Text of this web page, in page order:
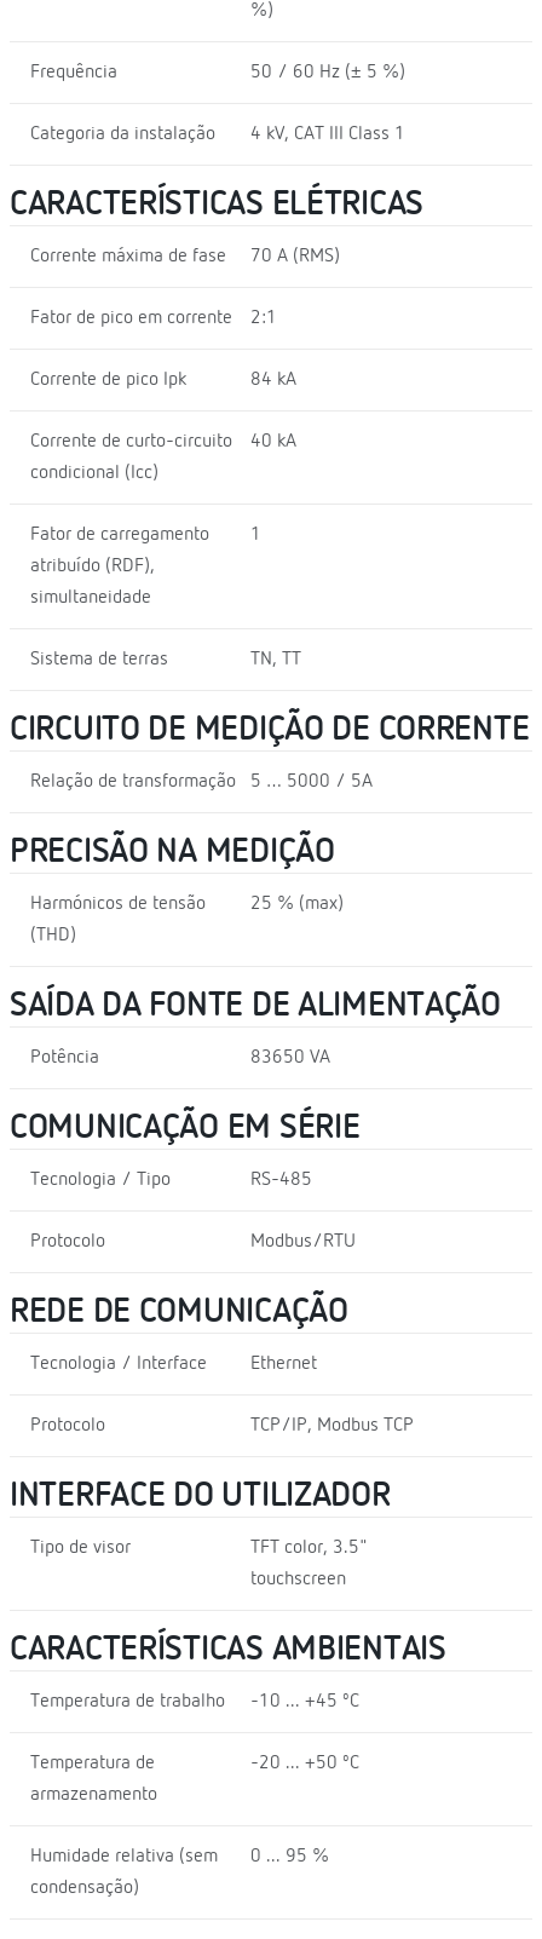
%)
Frequência 50 / 60 Hz (± 5 %)
Categoria da instalação 4 kV, CAT III Class 1
CARACTERÍSTICAS ELÉTRICAS
Corrente máxima de fase 70 A (RMS)
Fator de pico em corrente 2:1
Corrente de pico Ipk 84 kA
Corrente de curto-circuito
condicional (Icc)
40 kA
Fator de carregamento
atribuído (RDF),
simultaneidade
1
Sistema de terras TN, TT
CIRCUITO DE MEDIÇÃO DE CORRENTE
Relação de transformação 5 … 5000 / 5A
PRECISÃO NA MEDIÇÃO
Harmónicos de tensão
(THD)
25 % (max)
SAÍDA DA FONTE DE ALIMENTAÇÃO
Potência 83650 VA
COMUNICAÇÃO EM SÉRIE
Tecnologia / Tipo RS-485
Protocolo Modbus/RTU
REDE DE COMUNICAÇÃO
Tecnologia / Interface Ethernet
Protocolo TCP/IP, Modbus TCP
INTERFACE DO UTILIZADOR
Tipo de visor
TFT color, 3.5"
touchscreen
CARACTERÍSTICAS AMBIENTAIS
Temperatura de trabalho -10 ... +45 ºC
Temperatura de
armazenamento
-20 ... +50 ºC
Humidade relativa (sem
condensação)
0 ... 95 %